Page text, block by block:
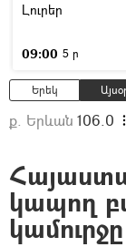
Լուրեր
09:00 5 ր
Երեկ
ք. Երևան 106.0
կապող